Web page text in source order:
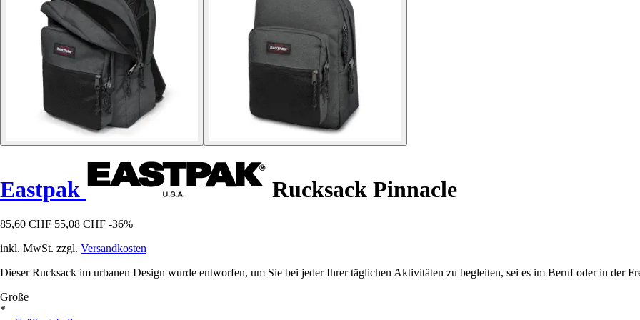
Eastpak Rucksack Pinnacle
85,60 CHF 55,08 CHF -36%
inkl. MwSt. zzgl. Versandkosten
Dieser Rucksack im urbanen Design wurde entworfen, um Sie bei jeder Ihrer täglichen Aktivitäten zu begleiten, sei es im Beruf oder in der
Größe
*